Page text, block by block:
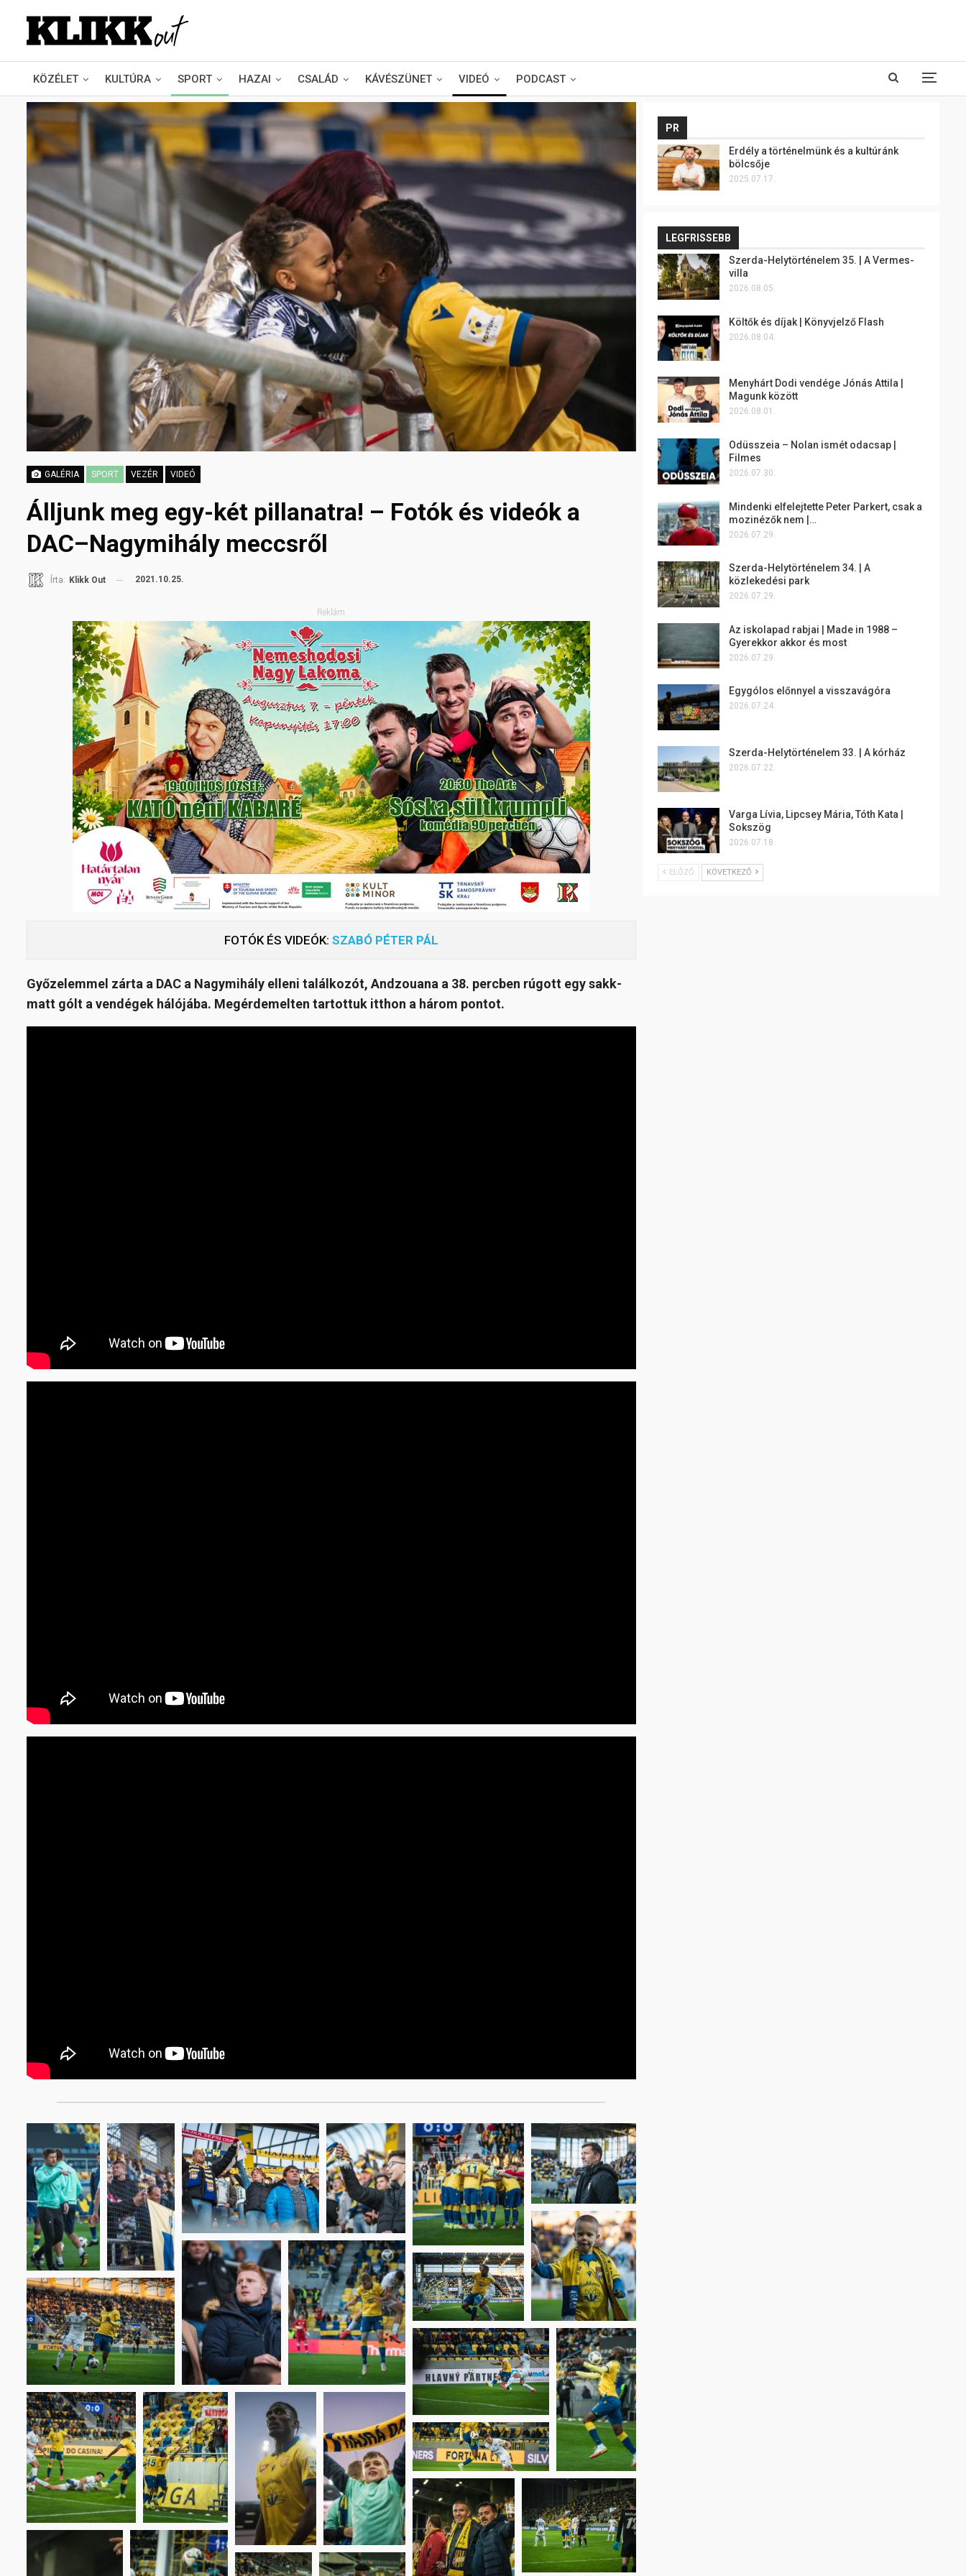
KÖZÉLET KULTÚRA SPORT HAZAI CSALÁD KÁVÉSZÜNET VIDEÓ PODCAST
GALÉRIA SPORT VEZÉR VIDEÓ
Álljunk meg egy-két pillanatra! – Fotók és videók a
DAC–Nagymihály meccsről
Írta: Klikk Out 2021.10.25.
Reklám
FOTÓK ÉS VIDEÓK: SZABÓ PÉTER PÁL
Győzelemmel zárta a DAC a Nagymihály elleni találkozót, Andzouana a 38. percben rúgott egy sakk-
matt gólt a vendégek hálójába. Megérdemelten tartottuk itthon a három pontot.
PR
Erdély a történelmünk és a kultúránk
bölcsője
2025.07.17.
LEGFRISSEBB
Szerda-Helytörténelem 35. | A Vermes-
villa
2026.08.05.
Költők és díjak | Könyvjelző Flash
2026.08.04.
Menyhárt Dodi vendége Jónás Attila |
Magunk között
2026.08.01.
Odüsszeia – Nolan ismét odacsap |
Filmes
2026.07.30.
Mindenki elfelejtette Peter Parkert, csak a
mozinézők nem |…
2026.07.29.
Szerda-Helytörténelem 34. | A
közlekedési park
2026.07.29.
Az iskolapad rabjai | Made in 1988 –
Gyerekkor akkor és most
2026.07.29.
Egygólos előnnyel a visszavágóra
2026.07.24.
Szerda-Helytörténelem 33. | A kórház
2026.07.22.
Varga Lívia, Lipcsey Mária, Tóth Kata |
Sokszög
2026.07.18.
ELŐZŐ KÖVETKEZŐ